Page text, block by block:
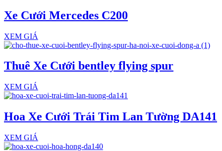
Xe Cưới Mercedes C200
XEM GIÁ
Thuê Xe Cưới bentley flying spur
XEM GIÁ
Hoa Xe Cưới Trái Tim Lan Tường DA141
XEM GIÁ